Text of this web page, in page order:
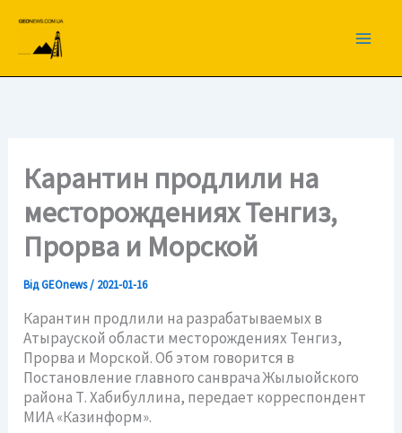
вмісту
Карантин продлили на
месторождениях Тенгиз,
Прорва и Морской
ВідGEOnews/ 2021-01-16
Карантин продлили на разрабатываемых в
Атырауской области месторождениях Тенгиз,
Прорва и Морской. Об этом говорится в
Постановление главного санврача Жылыойского
района Т. Хабибуллина, передает корреспондент
МИА «Казинформ».